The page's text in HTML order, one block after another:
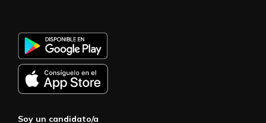
Soy un candidato/a